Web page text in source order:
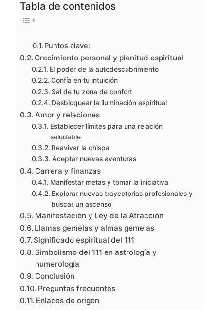
Tabla de contenidos
Puntos clave:
Crecimiento personal y plenitud espiritual
El poder de la autodescubrimiento
Confía en tu intuición
Sal de tu zona de confort
Desbloquear la iluminación espiritual
Amor y relaciones
Establecer límites para una relación
saludable
Reavivar la chispa
Aceptar nuevas aventuras
Carrera y finanzas
Manifestar metas y tomar la iniciativa
Explorar nuevas trayectorias profesionales y
buscar un ascenso
Manifestación y Ley de la Atracción
Llamas gemelas y almas gemelas
Significado espiritual del 111
Simbolismo del 111 en astrología y
numerología
Conclusión
Preguntas frecuentes
Enlaces de origen